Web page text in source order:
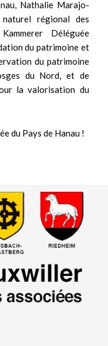
Nathalie Marajo-
régional des
Déléguée
du patrimoine et
du patrimoine
du Nord, et de
la valorisation du
du Pays de Hanau !